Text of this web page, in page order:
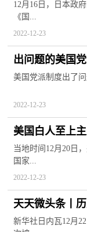
12月16日，日本政
《国...
2022-12-23
出问题的美国
美国党派制度出了
2022-12-23
美国白人至上
当地时间12月20日
国家...
2022-12-23
天天微头条丨
奥运会花游比赛
新华社日内瓦12月